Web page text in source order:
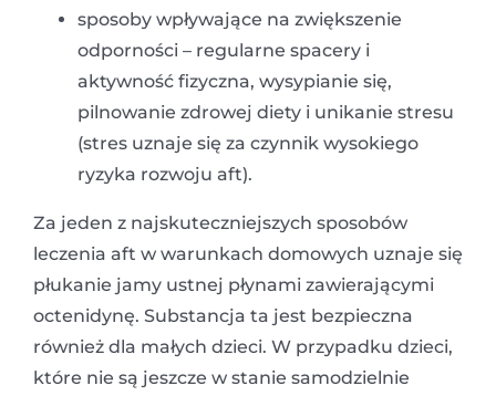
sposoby wpływające na zwiększenie
odporności – regularne spacery i
aktywność fizyczna, wysypianie się,
pilnowanie zdrowej diety i unikanie stresu
(stres uznaje się za czynnik wysokiego
ryzyka rozwoju aft).
Za jeden z najskuteczniejszych sposobów
leczenia aft w warunkach domowych uznaje się
płukanie jamy ustnej płynami zawierającymi
octenidynę. Substancja ta jest bezpieczna
również dla małych dzieci. W przypadku dzieci,
które nie są jeszcze w stanie samodzielnie